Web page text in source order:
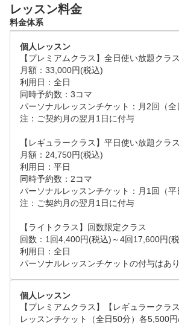
レッスン料金
料金体系
個人レッスン
【プレミアムクラス】全日使い放題クラス
月額：33,000円(税込)
利用日：全日
同時予約数：3コマ
パーソナルレッスンチケット：月2回（全
注：ご契約月の翌月1日に付与
【レギュラークラス】平日使い放題クラス
月額：24,750円(税込)
利用日：平日
同時予約数：2コマ
パーソナルレッスンチケット：月1回（平
注：ご契約月の翌月1日に付与
【ライトクラス】回数限定クラス
回数：1回4,400円(税込)～4回17,600円(
利用日：全日
個人レッスン
【プレミアムクラス】【レギュラークラ
レッスンチケット（全日50分）各5,500円